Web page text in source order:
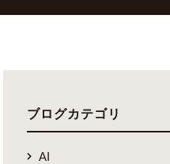
ブログカテゴリ
AI